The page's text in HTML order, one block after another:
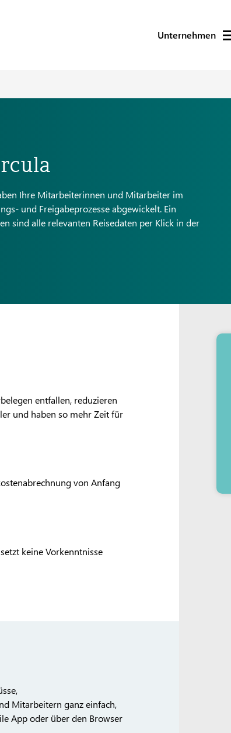
Unternehmen
Ihre Mitarbeiterinnen und Mitarbeiter im
und Freigabeprozesse abgewickelt. Ein
sind alle relevanten Reisedaten per Klick in der
entfallen, reduzieren
und haben so mehr Zeit für
von Anfang
keine Vorkenntnisse
Mitarbeitern ganz einfach,
App oder über den Browser